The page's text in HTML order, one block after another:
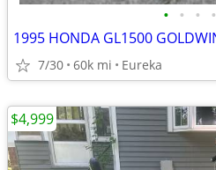
• • • •
1995 HONDA GL1500
7/30 60k mi Eureka
$4,999